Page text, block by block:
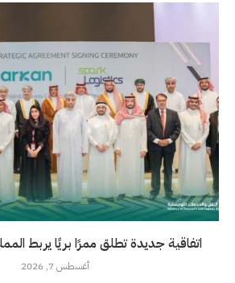
اتفاقية جديدة تطلق ممرًا بريًا يربط
أغسطس 7, 2026